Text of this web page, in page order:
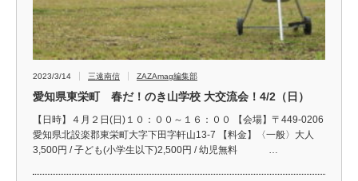
2023/3/14 三遠南信 ZAZAmag編集部
愛知県東栄町 春だ！のき山学校 大交流会！4/2（日）
【日時】４月２日(日)１０：００～１６：００ 【会場】〒449-0206
愛知県北設楽郡東栄町大字下田字軒山13-7 【料金】〈一般〉大人
3,500円 / 子ども(小学生以下)2,500円 / 幼児無料 …